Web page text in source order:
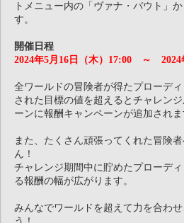
トメニュー内の「ヴァナ・バウト」
す。
開催日程
2024年5月16日（木）17:00 ～ 2024
全ワールドの冒険者が得たプローデ
された目標の値を超えるとチャレン
ーンに報酬キャンペーンが追加されま
また、たくさん頑張ってくれた冒険
ん！
チャレンジ期間中に貯めたプローデ
る報酬の幅が広がります。
みんなでワールドを超えて力を合わ